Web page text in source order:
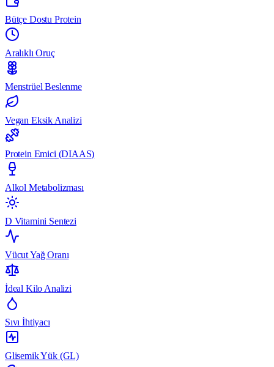
Bütçe Dostu Protein
Aralıklı Oruç
Menstrüel Beslenme
Vegan Eksik Analizi
Protein Emici (DIAAS)
Alkol Metabolizması
D Vitamini Sentezi
Vücut Yağ Oranı
İdeal Kilo Analizi
Sıvı İhtiyacı
Glisemik Yük (GL)